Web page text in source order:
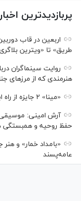
پربازدیدترین
اربعین در قاب
طریق» تا «ویترین
روایت سینماگران
هنرمندی که از مرزهای
«مینا» ۲ جایزه از راه ابریشم گرفت
آرش امینی:
حفظ روحیه و همبستگی
«بامداد خمار» و
عامه‌پسند